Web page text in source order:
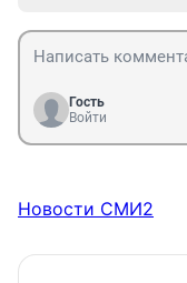
Гость
Войти
Новости СМИ2